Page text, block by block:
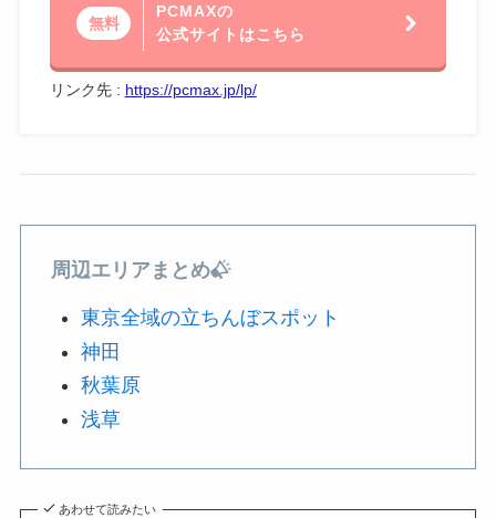
無料
PCMAXの
公式サイトはこちら
リンク先 : https://pcmax.jp/lp/
周辺エリアまとめ
東京全域の立ちんぼスポット
神田
秋葉原
浅草
あわせて読みたい